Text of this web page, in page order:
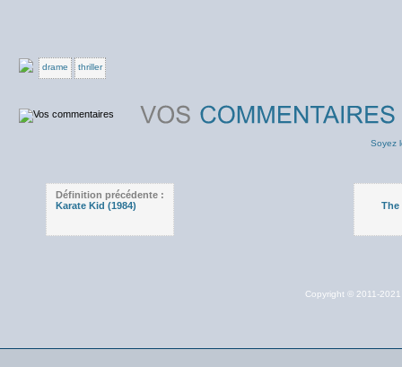
drame thriller
Soyez
Définition précédente :
Karate Kid (1984)
The
Copyright © 2011-